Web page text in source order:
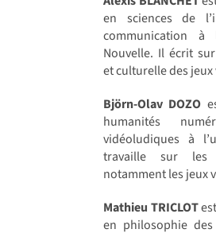
en sciences de
communication à
Nouvelle. Il écrit
et culturelle des jeux
Björn-Olav DOZO
humanités
vidéoludiques à
travaille sur les
notamment les jeux
Mathieu TRICLOT
en philosophie des